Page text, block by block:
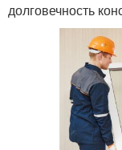
долговечность